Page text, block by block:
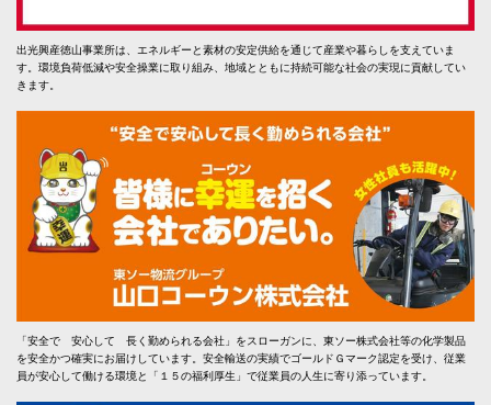
出光興産徳山事業所は、エネルギーと素材の安定供給を通じて産業や暮らしを支えていま
す。環境負荷低減や安全操業に取り組み、地域とともに持続可能な社会の実現に貢献してい
きます。
「安全で 安心して 長く勤められる会社」をスローガンに、東ソー株式会社等の化学製品
を安全かつ確実にお届けしています。安全輸送の実績でゴールドＧマーク認定を受け、従業
員が安心して働ける環境と「１５の福利厚生」で従業員の人生に寄り添っています。